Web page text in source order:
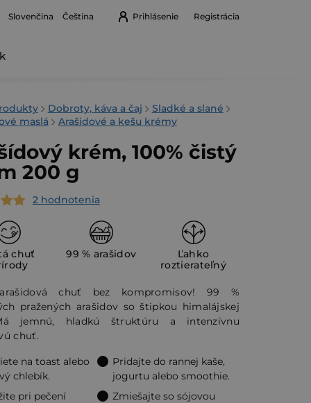
Slovenčina Čeština Prihlásenie Registrácia
Nákupný
Dobroty, káva a čaj
Sladké a slané
maslá
Arašidové a kešu krémy
krém, 100% čistý
200 g
2 hodnotenia
chuť
99 % arašidov
Ľahko
roztierateľný
chuť bez kompromisov! 99 %
pražených arašidov so štipkou himalájskej
jemnú, hladkú štruktúru a intenzívnu
chuť.
na toast alebo
chlebík.
Pridajte do rannej kaše,
jogurtu alebo smoothie.
pri pečení
Zmiešajte so sójovou